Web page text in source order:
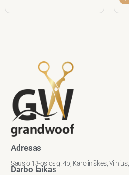
Adresas
Sausio 13-osios g. 4b, Karoliniškės,
Darbo laikas